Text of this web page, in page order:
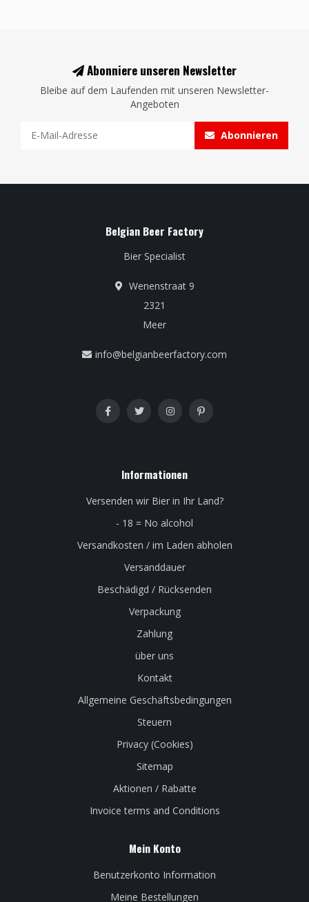
Abonniere unseren Newsletter
Bleibe auf dem Laufenden mit unseren Newsletter-
Angeboten
Abonnieren
Belgian Beer Factory
Bier Specialist
Wenenstraat 9
2321
Meer
info@belgianbeerfactory.com
Informationen
Versenden wir Bier in Ihr Land?
- 18 = No alcohol
Versandkosten / im Laden abholen
Versanddauer
Beschädigd / Rücksenden
Verpackung
Zahlung
über uns
Kontakt
Allgemeine Geschäftsbedingungen
Steuern
Privacy (Cookies)
Sitemap
Aktionen / Rabatte
Invoice terms and Conditions
Mein Konto
Benutzerkonto Information
Meine Bestellungen